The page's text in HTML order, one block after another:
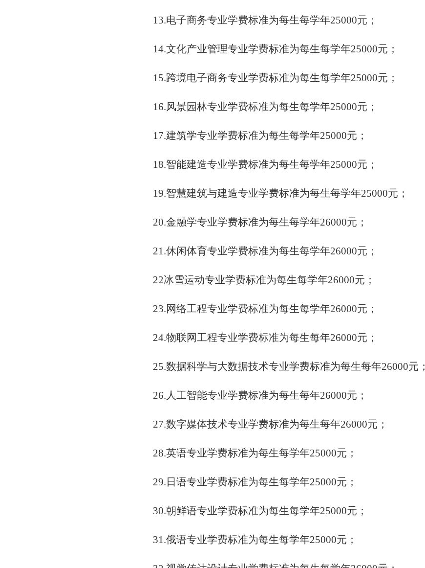
13.电子商务专业学费标准为每生每学年25000元；
14.文化产业管理专业学费标准为每生每学年25000元；
15.跨境电子商务专业学费标准为每生每学年25000元；
16.风景园林专业学费标准为每生每学年25000元；
17.建筑学专业学费标准为每生每学年25000元；
18.智能建造专业学费标准为每生每学年25000元；
19.智慧建筑与建造专业学费标准为每生每学年25000元；
20.金融学专业学费标准为每生每学年26000元；
21.休闲体育专业学费标准为每生每学年26000元；
22冰雪运动专业学费标准为每生每学年26000元；
23.网络工程专业学费标准为每生每学年26000元；
24.物联网工程专业学费标准为每生每年26000元；
25.数据科学与大数据技术专业学费标准为每生每年26000元；
26.人工智能专业学费标准为每生每年26000元；
27.数字媒体技术专业学费标准为每生每年26000元；
28.英语专业学费标准为每生每学年25000元；
29.日语专业学费标准为每生每学年25000元；
30.朝鲜语专业学费标准为每生每学年25000元；
31.俄语专业学费标准为每生每学年25000元；